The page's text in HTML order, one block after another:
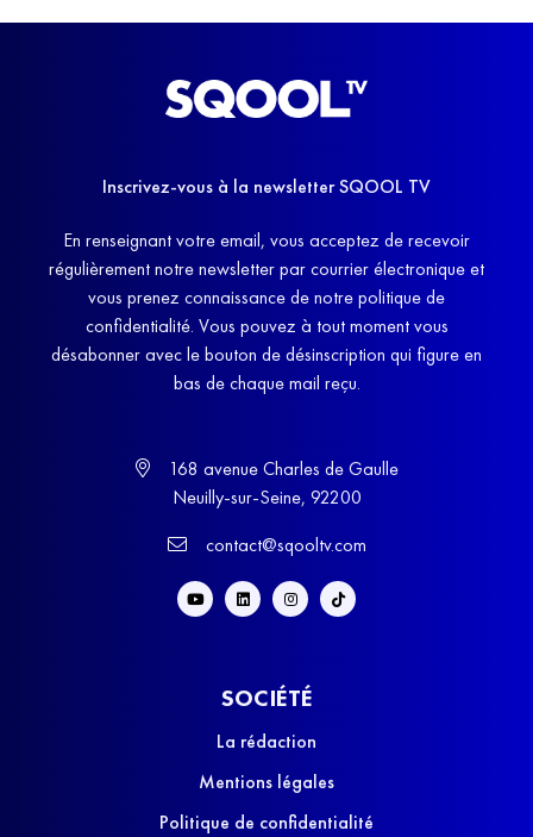
Inscrivez-vous à la newsletter SQOOL TV
En renseignant votre email, vous acceptez de recevoir
régulièrement notre newsletter par courrier électronique et
vous prenez connaissance de notre politique de
confidentialité. Vous pouvez à tout moment vous
désabonner avec le bouton de désinscription qui figure en
bas de chaque mail reçu.
168 avenue Charles de Gaulle
Neuilly-sur-Seine, 92200
contact@sqooltv.com
SOCIÉTÉ
La rédaction
Mentions légales
Politique de confidentialité